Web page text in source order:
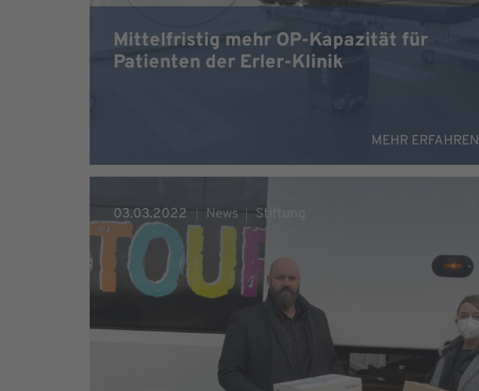
Mittelfristig mehr OP-Kapazität für
Patienten der Erler-Klinik
MEHR ERFAHREN
03.03.2022 News Stiftung